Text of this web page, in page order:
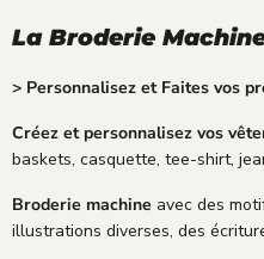
La Broderie
> Personnalisez et Faites vos
Créez et personnalisez vos
baskets, casquette, tee-shirt,
Broderie machine avec des
illustrations diverses, des